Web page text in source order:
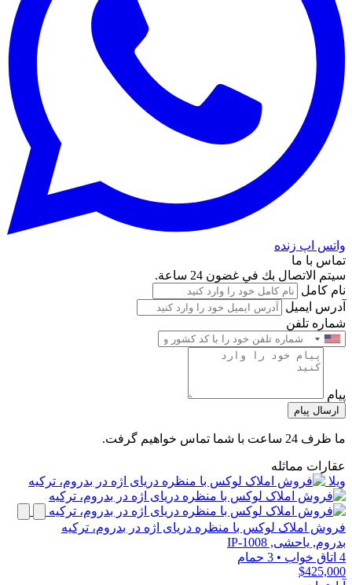
واتس اپ زنده
تماس با ما
سيتم الاتصال بك في غضون 24 ساعة.
نام کامل
آدرس ایمیل
شماره تلفن
پیام
ارسال پیام
ما ظرف 24 ساعت با شما تماس خواهیم گرفت.
عقارات مماثله
ویلا
فروش املاک لوکس با منظره دریای اژه در بدروم، ترکیه
بدروم, یاحشی, IP-1008
4 اتاق خواب
• 3 حمام
$425,000